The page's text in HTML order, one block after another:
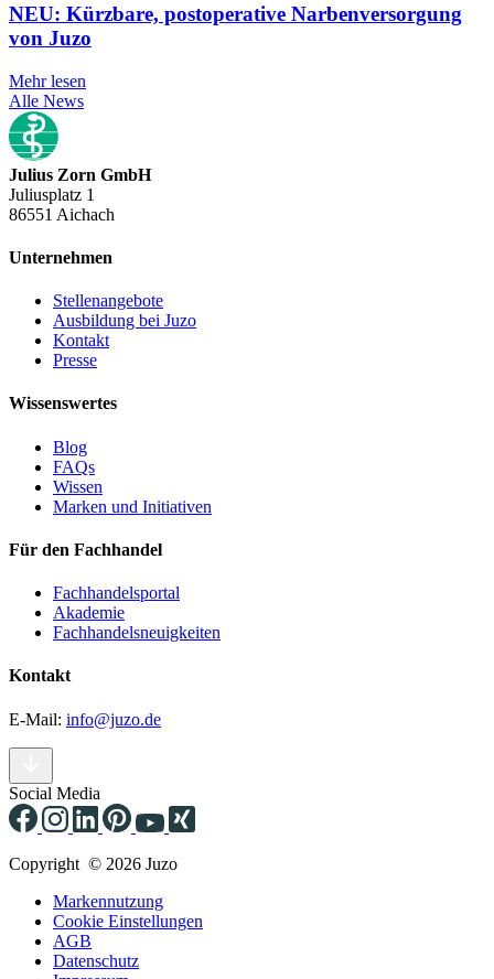
NEU: Kürzbare, postoperative Narbenversorgung
von Juzo
Mehr lesen
Alle News
Julius Zorn GmbH
Juliusplatz 1
86551 Aichach
Unternehmen
Stellenangebote
Ausbildung bei Juzo
Kontakt
Presse
Wissenswertes
Blog
FAQs
Wissen
Marken und Initiativen
Für den Fachhandel
Fachhandelsportal
Akademie
Fachhandelsneuigkeiten
Kontakt
E-Mail: info@juzo.de
Social Media
Copyright © 2026 Juzo
Markennutzung
Cookie Einstellungen
AGB
Datenschutz